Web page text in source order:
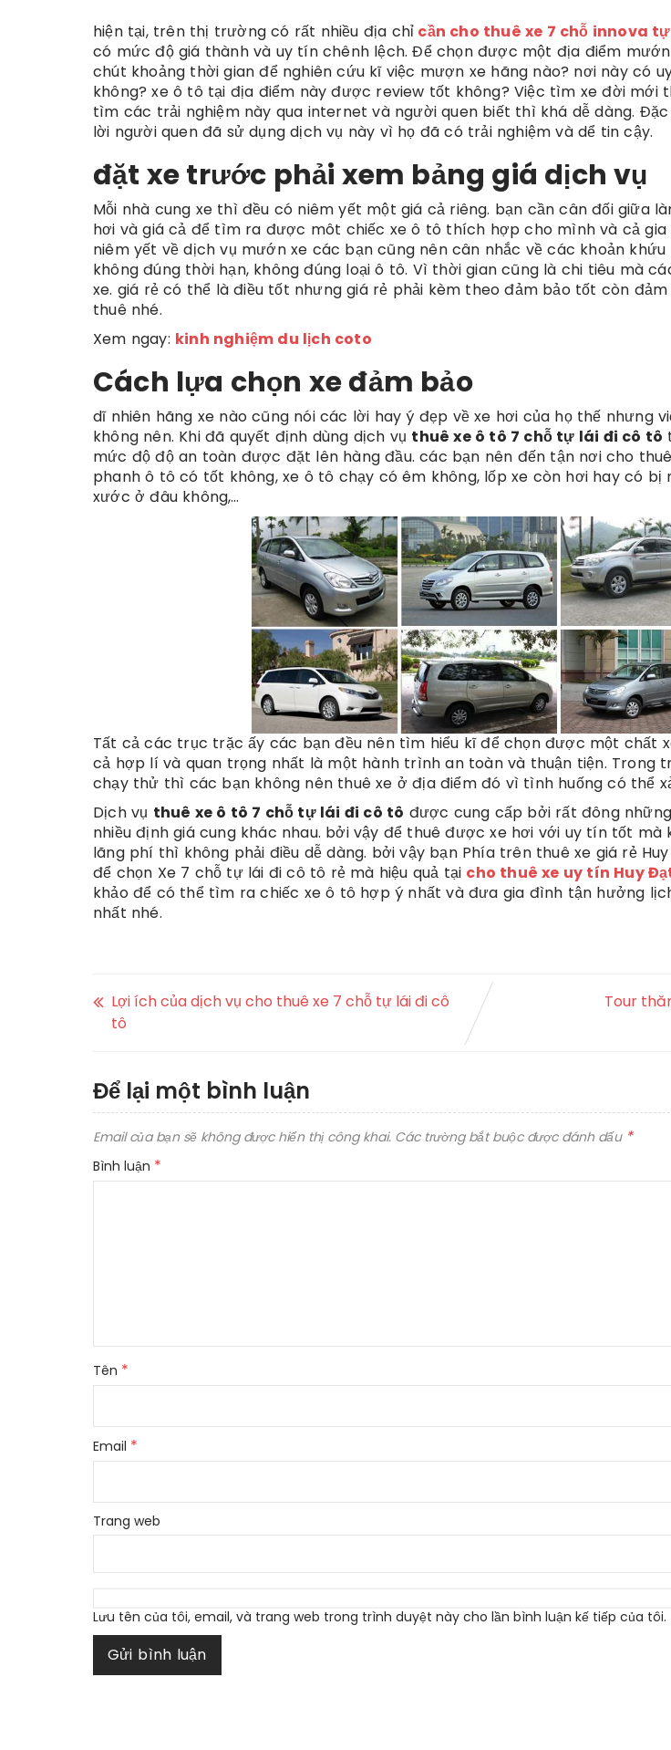
hiện tại, trên thị trường có rất nhiều địa chỉ cần cho thuê xe 7 chỗ innova
có mức độ giá thành và uy tín chênh lệch. Để chọn được một địa điểm
chút khoảng thời gian để nghiên cứu kĩ việc mượn xe hãng nào? nơi này có
không? xe ô tô tại địa điểm này được review tốt không? Việc tìm xe đời mới
tìm các trải nghiệm này qua internet và người quen biết thì khá dễ dàng.
lời người quen đã sử dụng dịch vụ này vì họ đã có trải nghiệm và dể tin cậy.
đặt xe trước phải xem bảng giá dịch vụ
Mỗi nhà cung xe thì đều có niêm yết một giá cả riêng. bạn cần cân đối giữa
hơi và giá cả để tìm ra được môt chiếc xe ô tô thích hợp cho mình và cả gia
niêm yết về dịch vụ mướn xe các bạn cũng nên cân nhắc về các khoản khứu
không đúng thời hạn, không đúng loại ô tô. Vì thời gian cũng là chi tiêu mà
xe. giá rẻ có thể là điều tốt nhưng giá rẻ phải kèm theo đảm bảo tốt còn
thuê nhé.
Xem ngay: kinh nghiệm du lịch coto
Cách lựa chọn xe đảm bảo
dĩ nhiên hãng xe nào cũng nói các lời hay ý đẹp về xe hơi của họ thế nhưng
không nên. Khi đã quyết định dùng dịch vụ thuê xe ô tô 7 chỗ tự lái đi cô tô
mức độ độ an toàn được đặt lên hàng đầu. các bạn nên đến tận nơi cho
phanh ô tô có tốt không, xe ô tô chạy có êm không, lốp xe còn hơi hay có bị
xước ở đâu không,…
Tất cả các trục trặc ấy các bạn đều nên tìm hiểu kĩ để chọn được một chất
cả hợp lí và quan trọng nhất là một hành trình an toàn và thuận tiện. Trong
chạy thử thì các bạn không nên thuê xe ở địa điểm đó vì tình huống có thể
Dịch vụ thuê xe ô tô 7 chỗ tự lái đi cô tô được cung cấp bởi rất đông
nhiều định giá cung khác nhau. bởi vậy để thuê được xe hơi với uy tín tốt mà
lãng phí thì không phải điều dễ dàng. bởi vậy bạn Phía trên thuê xe giá rẻ
để chọn Xe 7 chỗ tự lái đi cô tô rẻ mà hiệu quả tại cho thuê xe uy tín Huy
khảo để có thể tìm ra chiếc xe ô tô hợp ý nhất và đưa gia đình tận hưởng
nhất nhé.
Lợi ích của dịch vụ cho thuê xe 7 chỗ tự lái đi cô
tô
Tour
Để lại một bình luận
Email của bạn sẽ không được hiển thị công khai. Các trường bắt buộc được đánh dấu *
Bình luận *
Tên *
Email *
Trang web
Lưu tên của tôi, email, và trang web trong trình duyệt này cho lần bình luận kế tiếp của tôi.